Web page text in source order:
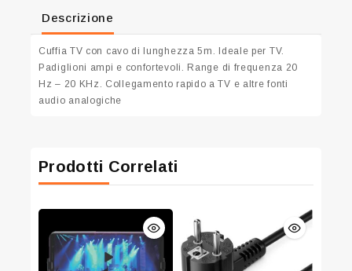
Descrizione
Cuffia TV con cavo di lunghezza 5m. Ideale per TV.
Padiglioni ampi e confortevoli. Range di frequenza 20
Hz – 20 KHz. Collegamento rapido a TV e altre fonti
audio analogiche
Prodotti Correlati